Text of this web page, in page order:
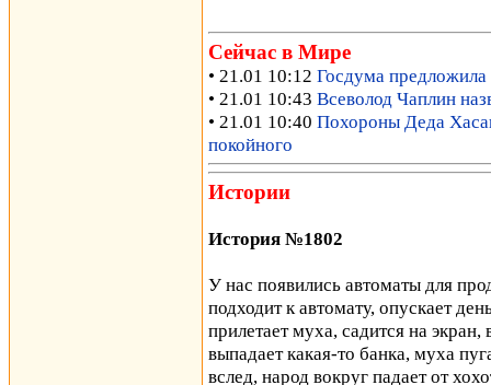
Сейчас в Мире
• 21.01 10:12 Госдума предложила
• 21.01 10:43 Всеволод Чаплин
• 21.01 10:40 Похороны Деда
покойного
Истории
История №1802
У нас появились автоматы для
подходит к автомату, опускает
прилетает муха, садится на
выпадает какая-то банка, муха
вслед, народ вокруг падает от